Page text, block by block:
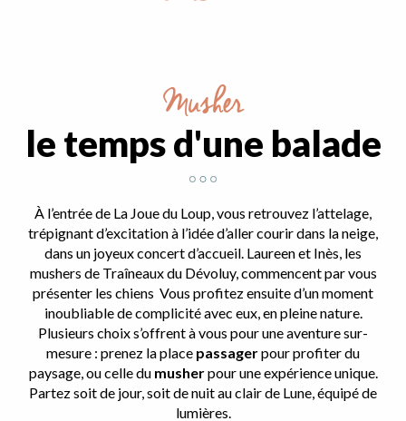
Musher
le temps d'une balade
À l’entrée de La Joue du Loup, vous retrouvez l’attelage,
trépignant d’excitation à l’idée d’aller courir dans la neige,
dans un joyeux concert d’accueil. Laureen et Inès, les
mushers de Traîneaux du Dévoluy, commencent par vous
présenter les chiens Vous profitez ensuite d’un moment
inoubliable de complicité avec eux, en pleine nature.
Plusieurs choix s’offrent à vous pour une aventure sur-
mesure : prenez la place passagerpour profiter du
paysage, ou celle du musherpour une expérience unique.
Partez soit de jour, soit de nuit au clair de Lune, équipé de
lumières.